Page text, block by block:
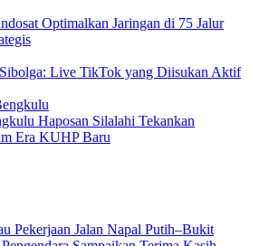
Optimalkan Jaringan di 75 Jalur
Live TikTok yang Diisukan Aktif
Haposan Silalahi Tekankan
Era KUHP Baru
Pekerjaan Jalan Napal Putih–Bukit